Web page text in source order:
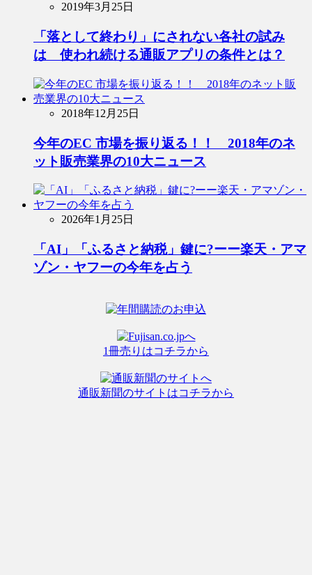
2019年3月25日
「落として終わり」にされない各社の試み
は 使われ続ける通販アプリの条件とは？
2018年12月25日
今年のEC 市場を振り返る！！ 2018年のネ
ット販売業界の10大ニュース
2026年1月25日
「AI」「ふるさと納税」鍵に?ーー楽天・アマ
ゾン・ヤフーの今年を占う
1冊売りはコチラから
通販新聞のサイトはコチラから